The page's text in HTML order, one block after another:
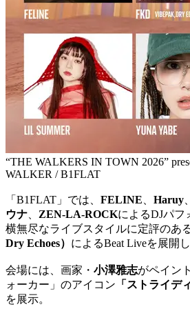
“THE WALKERS IN TOWN 2026”
WALKER / B1FLAT
「B1FLAT」では、 FELINE Haruy
ウナ
ZEN-LA-ROCKによるDJパフ
横無尽なライブスタイルに定評のあ
Dry Echoes） によるBeat Liveを展開し
会場には、画家・ 小澤雅志がペイン
ォーカー」のアイコン 「ストライデ
を展示。